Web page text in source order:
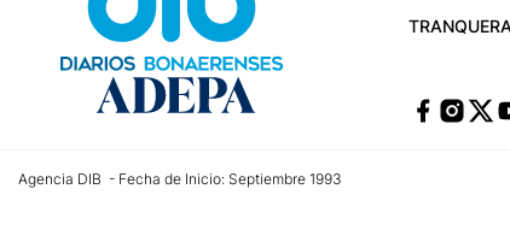
TRANQUERA
Agencia DIB - Fecha de Inicio: Septiembre 1993